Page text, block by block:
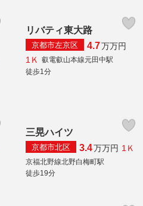
リバティ東大路
京都市左京区 4.7万万円
1Ｋ
叡電叡山本線元田中駅
徒歩1分
三晃ハイツ
京都市北区 3.4万万円 1Ｋ
京福北野線北野白梅町駅
徒歩19分